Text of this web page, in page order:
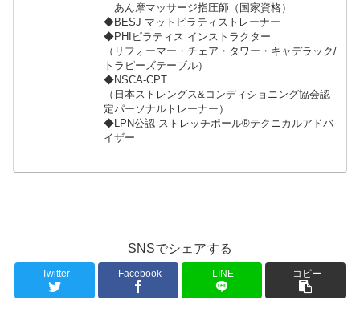
あん摩マッサージ指圧師（国家資格）
◆BESJ マットピラティストレーナー
◆PHIピラティス インストラクター
（リフォーマー・チェア・タワー・キャデラック/
トラピーズテーブル）
◆NSCA-CPT
（日本ストレングス&コンディショニング協会認
定パーソナルトレーナー）
◆LPN公認 ストレッチポール®︎テクニカルアドバ
イザー
SNSでシェアする
Twitter Facebook LINE コピー